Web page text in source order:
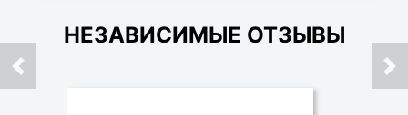
НЕЗАВИСИМЫЕ ОТЗЫВЫ